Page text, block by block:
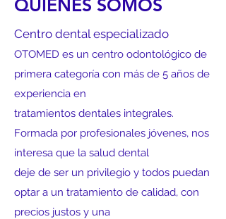
QUIÉNES SOMOS
Centro dental especializado
OTOMED es un centro odontológico de
primera categoría con más de 5 años de
experiencia en
tratamientos dentales integrales.
Formada por profesionales jóvenes, nos
interesa que la salud dental
deje de ser un privilegio y todos puedan
optar a un tratamiento de calidad, con
precios justos y una